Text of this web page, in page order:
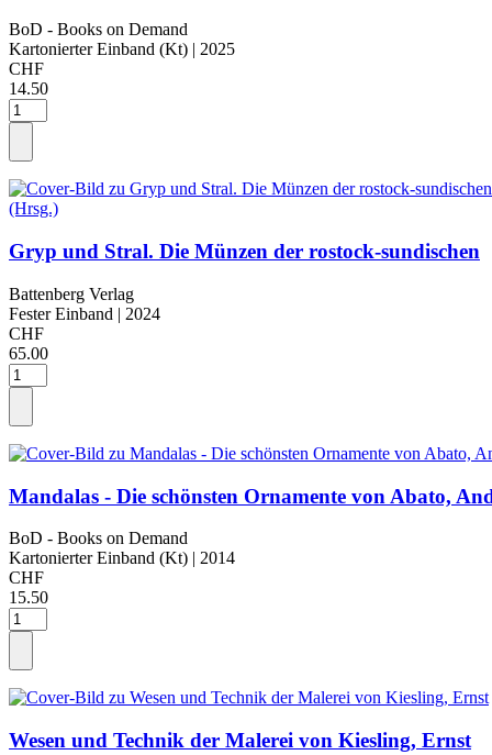
BoD - Books on Demand
Kartonierter Einband (Kt) | 2025
CHF
14.50
Gryp und Stral. Die Münzen der rostock-sundischen
Battenberg Verlag
Fester Einband | 2024
CHF
65.00
Mandalas - Die schönsten Ornamente von Abato,
BoD - Books on Demand
Kartonierter Einband (Kt) | 2014
CHF
15.50
Wesen und Technik der Malerei von Kiesling, Ernst